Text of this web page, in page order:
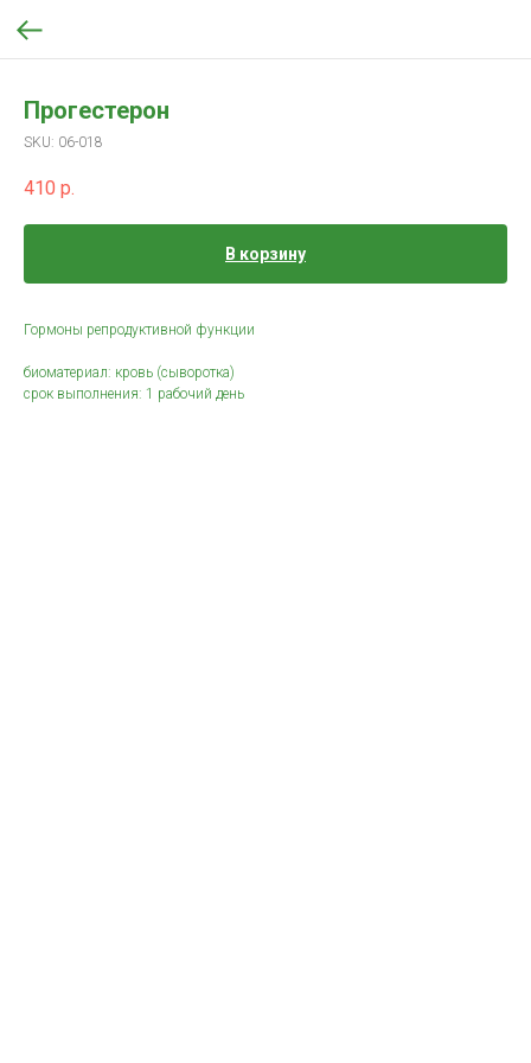
Прогестерон
SKU: 06-018
410 р.
В корзину
Гормоны репродуктивной функции
биоматериал: кровь (сыворотка)
срок выполнения: 1 рабочий день